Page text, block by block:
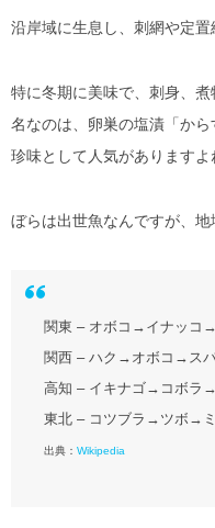
沿岸域に生息し、刺網や定置
特に冬期に美味で、刺身、
名なのは、卵巣の塩漬「から
珍味として人気がありますよ
ぼらは出世魚なんですが、地
関東 – オボコ→イナッ
関西 – ハク→オボコ→ス
高知 – イキナゴ→コボラ
東北 – コツブラ→ツボ→
出典： Wikipedia